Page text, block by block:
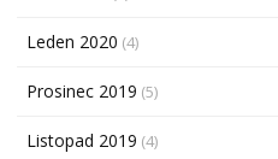
Leden 2020 (4)
Prosinec 2019 (5)
Listopad 2019 (4)